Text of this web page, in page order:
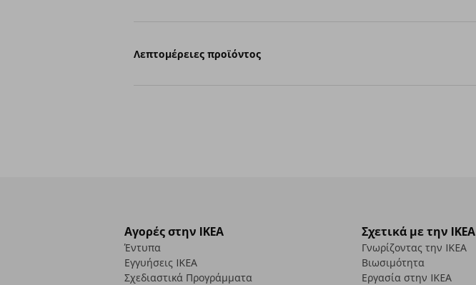
Λεπτομέρειες προϊόντος
Αγορές στην IKEA
Έντυπα
Εγγυήσεις IKEA
Σχεδιαστικά Προγράμματα
Σχετικά με την IKEA
Γνωρίζοντας την IKEA
Βιωσιμότητα
Εργασία στην IKEA